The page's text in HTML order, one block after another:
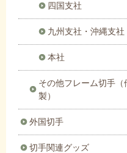
四国支社
九州支社・沖縄支社
本社
その他フレーム切手（
製）
外国切手
切手関連グッズ